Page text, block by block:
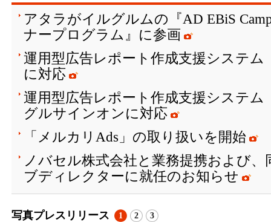
アタラがイルグルムの『AD EBiS
ナープログラム』に参画
運用型広告レポート作成支援システム
に対応
運用型広告レポート作成支援システム
グルサインオンに対応
「メルカリAds」の取り扱いを開始
ノバセル株式会社と業務提携および
ブディレクターに就任のお知らせ
写真プレスリリース 1 2 3